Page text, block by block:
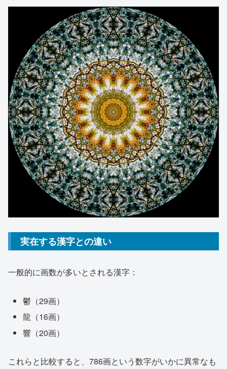
実在する漢字との違い
一般的に画数が多いとされる漢字：
鬱（29画）
龍（16画）
響（20画）
これらと比較すると、786画という数字がいかに異常なも